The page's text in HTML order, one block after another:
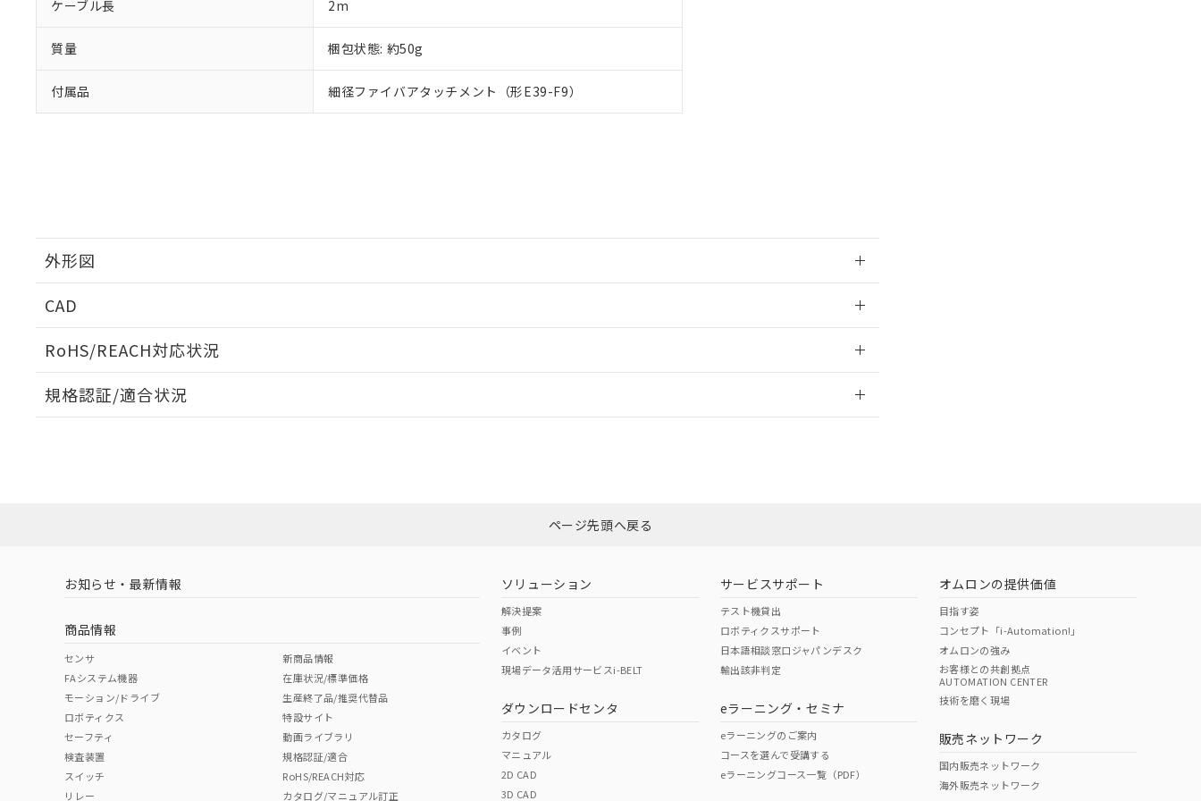
ケーブル長 2m
質量 梱包状態: 約50g
付属品 細径ファイバアタッチメント（形E39-F9）
外形図
CAD
RoHS/REACH対応状況
EU RoHS 注意事項・凡例
ダウンロードはこちら
中国 RoHS 注意事項・凡例
中国 RoHS表
Pb Hg Cr(VI)
O O
規格認証/適合状況
また、RoHS指令のフタル酸エステル類４物質の対応では、対応完了までの期間は出荷製品に未対応品が
混在することから備考欄に対応日を記載しておりました。
既に当社にて対応品への在庫切替を完了していることから、特段のことがない限り、2022年1月12日よ
り割愛しております。
ページ先頭へ戻る
お知らせ・最新情報
商品情報
センサ
FAシステム機器
モーション/ドライブ
ロボティクス
セーフティ
検査装置
スイッチ
リレー
新商品情報
在庫状況/標準価格
生産終了品/推奨代替品
特設サイト
動画ライブラリ
規格認証/適合
RoHS/REACH対応
カタログ/マニュアル訂正
ソリューション
解決提案
事例
イベント
現場データ活用サービスi-BELT
ダウンロードセンタ
カタログ
マニュアル
2D CAD
3D CAD
サービスサポート
テスト機貸出
ロボティクスサポート
日本語相談窓口ジャパンデスク
輸出該非判定
eラーニング・セミナ
eラーニングのご案内
コースを選んで受講する
eラーニングコース一覧（PDF）
オムロンの提供価値
目指す姿
コンセプト「i-Automation!」
オムロンの強み
お客様との共創拠点
AUTOMATION CENTER
技術を磨く現場
販売ネットワーク
国内販売ネットワーク
海外販売ネットワーク